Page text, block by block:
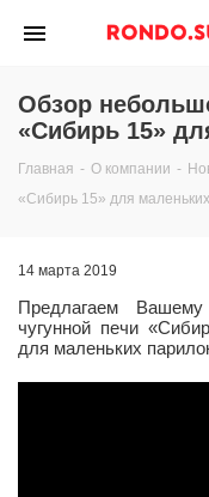
Обзор
«Сибирь 15»
Главная - О компании -
«Сибирь 15» для
14 марта 2019
Предлагаем
чугунной печи
для маленьких